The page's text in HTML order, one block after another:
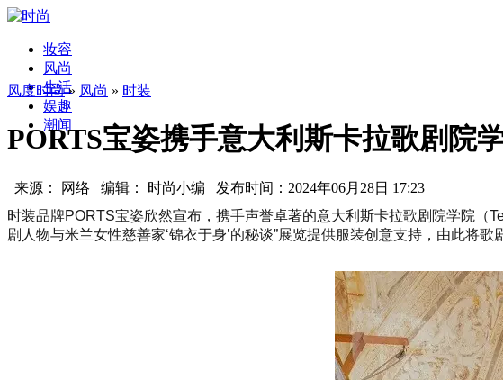
妆容
风尚
生活
娱趣
潮闻
风度时尚» 风尚 » 时装
PORTS宝姿携手意大利斯卡拉歌剧院
来源： 网络 编辑： 时尚小编 发布时间：2024年06月28日 17:23
时装品牌PORTS宝姿欣然宣布，携手声誉卓著的意大利斯卡拉歌剧院学院
剧人物与米兰女性慈善家‘锦衣于身’的秘谈”展览提供服装创意支持，由此将